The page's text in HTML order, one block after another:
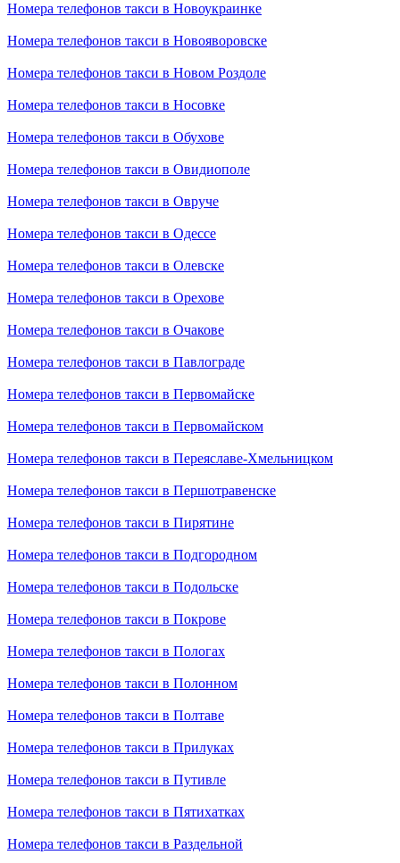
Номера телефонов такси в Новоукраинке
Номера телефонов такси в Новояворовске
Номера телефонов такси в Новом Роздоле
Номера телефонов такси в Носовке
Номера телефонов такси в Обухове
Номера телефонов такси в Овидиополе
Номера телефонов такси в Овруче
Номера телефонов такси в Одессе
Номера телефонов такси в Олевске
Номера телефонов такси в Орехове
Номера телефонов такси в Очакове
Номера телефонов такси в Павлограде
Номера телефонов такси в Первомайске
Номера телефонов такси в Первомайском
Номера телефонов такси в Переяславе-Хмельницком
Номера телефонов такси в Першотравенске
Номера телефонов такси в Пирятине
Номера телефонов такси в Подгородном
Номера телефонов такси в Подольске
Номера телефонов такси в Покрове
Номера телефонов такси в Пологах
Номера телефонов такси в Полонном
Номера телефонов такси в Полтаве
Номера телефонов такси в Прилуках
Номера телефонов такси в Путивле
Номера телефонов такси в Пятихатках
Номера телефонов такси в Раздельной